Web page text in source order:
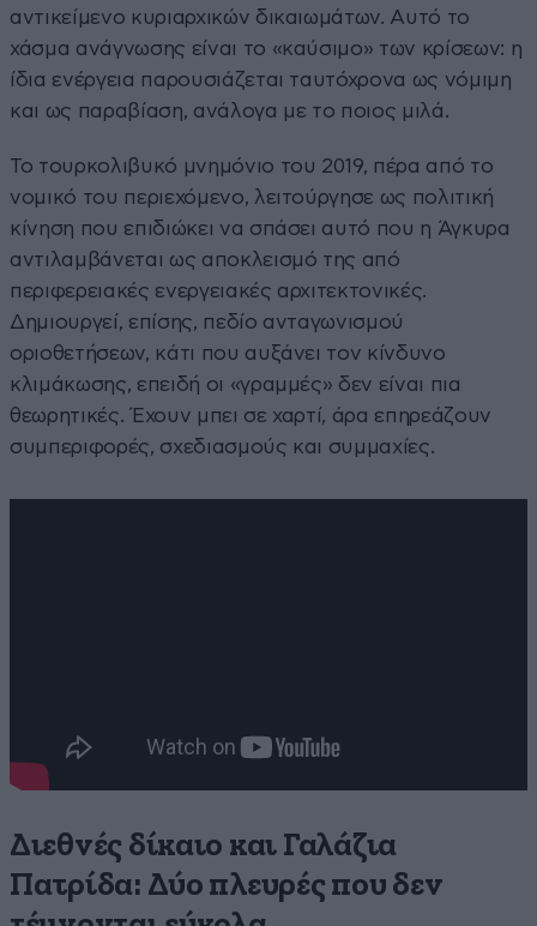
αντικείμενο κυριαρχικών δικαιωμάτων. Αυτό το
χάσμα ανάγνωσης είναι το «καύσιμο» των κρίσεων: η
ίδια ενέργεια παρουσιάζεται ταυτόχρονα ως νόμιμη
και ως παραβίαση, ανάλογα με το ποιος μιλά.
Το τουρκολιβυκό μνημόνιο του 2019, πέρα από το
νομικό του περιεχόμενο, λειτούργησε ως πολιτική
κίνηση που επιδιώκει να σπάσει αυτό που η Άγκυρα
αντιλαμβάνεται ως αποκλεισμό της από
περιφερειακές ενεργειακές αρχιτεκτονικές.
Δημιουργεί, επίσης, πεδίο ανταγωνισμού
οριοθετήσεων, κάτι που αυξάνει τον κίνδυνο
κλιμάκωσης, επειδή οι «γραμμές» δεν είναι πια
θεωρητικές. Έχουν μπει σε χαρτί, άρα επηρεάζουν
συμπεριφορές, σχεδιασμούς και συμμαχίες.
Διεθνές δίκαιο και Γαλάζια
Πατρίδα: Δύο πλευρές που δεν